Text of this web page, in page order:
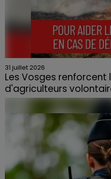
31 juillet 2026
Les Vosges renforcent
d'agriculteurs
Face à la sécheresse et
la Chambre d'agriculture
aux agriculteurs volontaires